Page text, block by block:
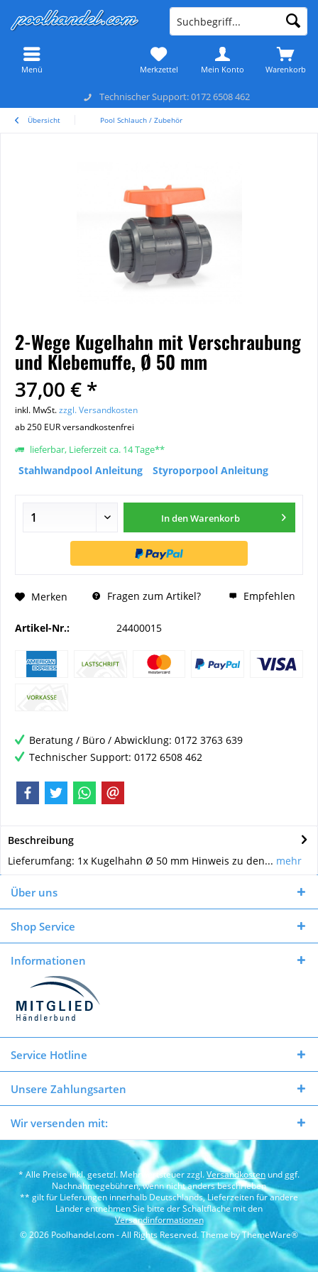
Technischer Support: 0172 6508 462
Menü Warenkorb
Merkzettel Mein Konto
Übersicht Pool Schlauch / Zubehör
2-Wege Kugelhahn mit Verschraubung
und Klebemuffe, Ø 50 mm
37,00 € *
inkl. MwSt.zzgl. Versandkosten
ab 250 EUR versandkostenfrei
lieferbar, Lieferzeit ca. 14 Tage**
Stahlwandpool Anleitung Styroporpool Anleitung
In denWarenkorb
Merken Fragen zum Artikel? Empfehlen
Artikel-Nr.: 24400015
Beratung / Büro / Abwicklung: 0172 3763 639
Technischer Support: 0172 6508 462
Beschreibung
Lieferumfang: 1x Kugelhahn Ø 50 mm Hinweis zu den... mehr
Über uns
Shop Service
Informationen
Service Hotline
Unsere Zahlungsarten
Wir versenden mit:
* Alle Preise inkl. gesetzl. Mehrwertsteuer zzgl.Versandkosten und ggf.
Nachnahmegebühren, wenn nicht anders beschrieben
** gilt für Lieferungen innerhalb Deutschlands, Lieferzeiten für andere
Länder entnehmen Sie bitte der Schaltfläche mit den
Versandinformationen
© 2026 Poolhandel.com - All Rights Reserved. Theme byThemeWare®